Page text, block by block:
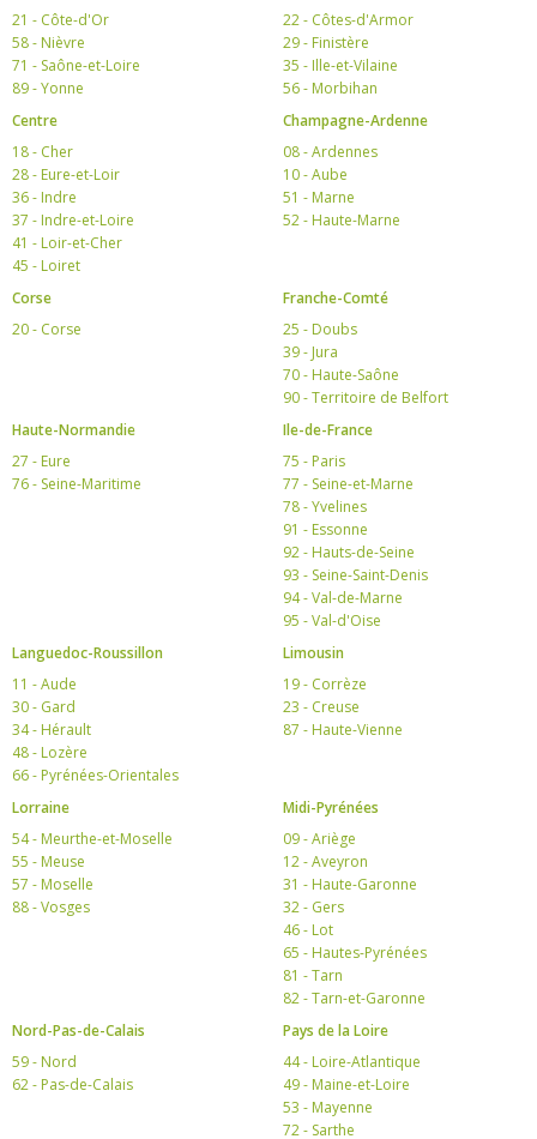
21 - Côte-d'Or
58 - Nièvre
71 - Saône-et-Loire
89 - Yonne
22 - Côtes-d'Armor
29 - Finistère
35 - Ille-et-Vilaine
56 - Morbihan
Centre
18 - Cher
28 - Eure-et-Loir
36 - Indre
37 - Indre-et-Loire
41 - Loir-et-Cher
45 - Loiret
Champagne-Ardenne
08 - Ardennes
10 - Aube
51 - Marne
52 - Haute-Marne
Corse
20 - Corse
Franche-Comté
25 - Doubs
39 - Jura
70 - Haute-Saône
90 - Territoire de Belfort
Haute-Normandie
27 - Eure
76 - Seine-Maritime
Ile-de-France
75 - Paris
77 - Seine-et-Marne
78 - Yvelines
91 - Essonne
92 - Hauts-de-Seine
93 - Seine-Saint-Denis
94 - Val-de-Marne
95 - Val-d'Oise
Languedoc-Roussillon
11 - Aude
30 - Gard
34 - Hérault
48 - Lozère
66 - Pyrénées-Orientales
Limousin
19 - Corrèze
23 - Creuse
87 - Haute-Vienne
Lorraine
54 - Meurthe-et-Moselle
55 - Meuse
57 - Moselle
88 - Vosges
Midi-Pyrénées
09 - Ariège
12 - Aveyron
31 - Haute-Garonne
32 - Gers
46 - Lot
65 - Hautes-Pyrénées
81 - Tarn
82 - Tarn-et-Garonne
Nord-Pas-de-Calais
59 - Nord
62 - Pas-de-Calais
Pays de la Loire
44 - Loire-Atlantique
49 - Maine-et-Loire
53 - Mayenne
72 - Sarthe